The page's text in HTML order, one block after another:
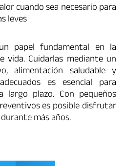
cuando sea necesario para
leves
papel fundamental en la
vida. Cuidarlas mediante un
alimentación saludable y
es esencial para
largo plazo. Con pequeños
es posible disfrutar
más años.